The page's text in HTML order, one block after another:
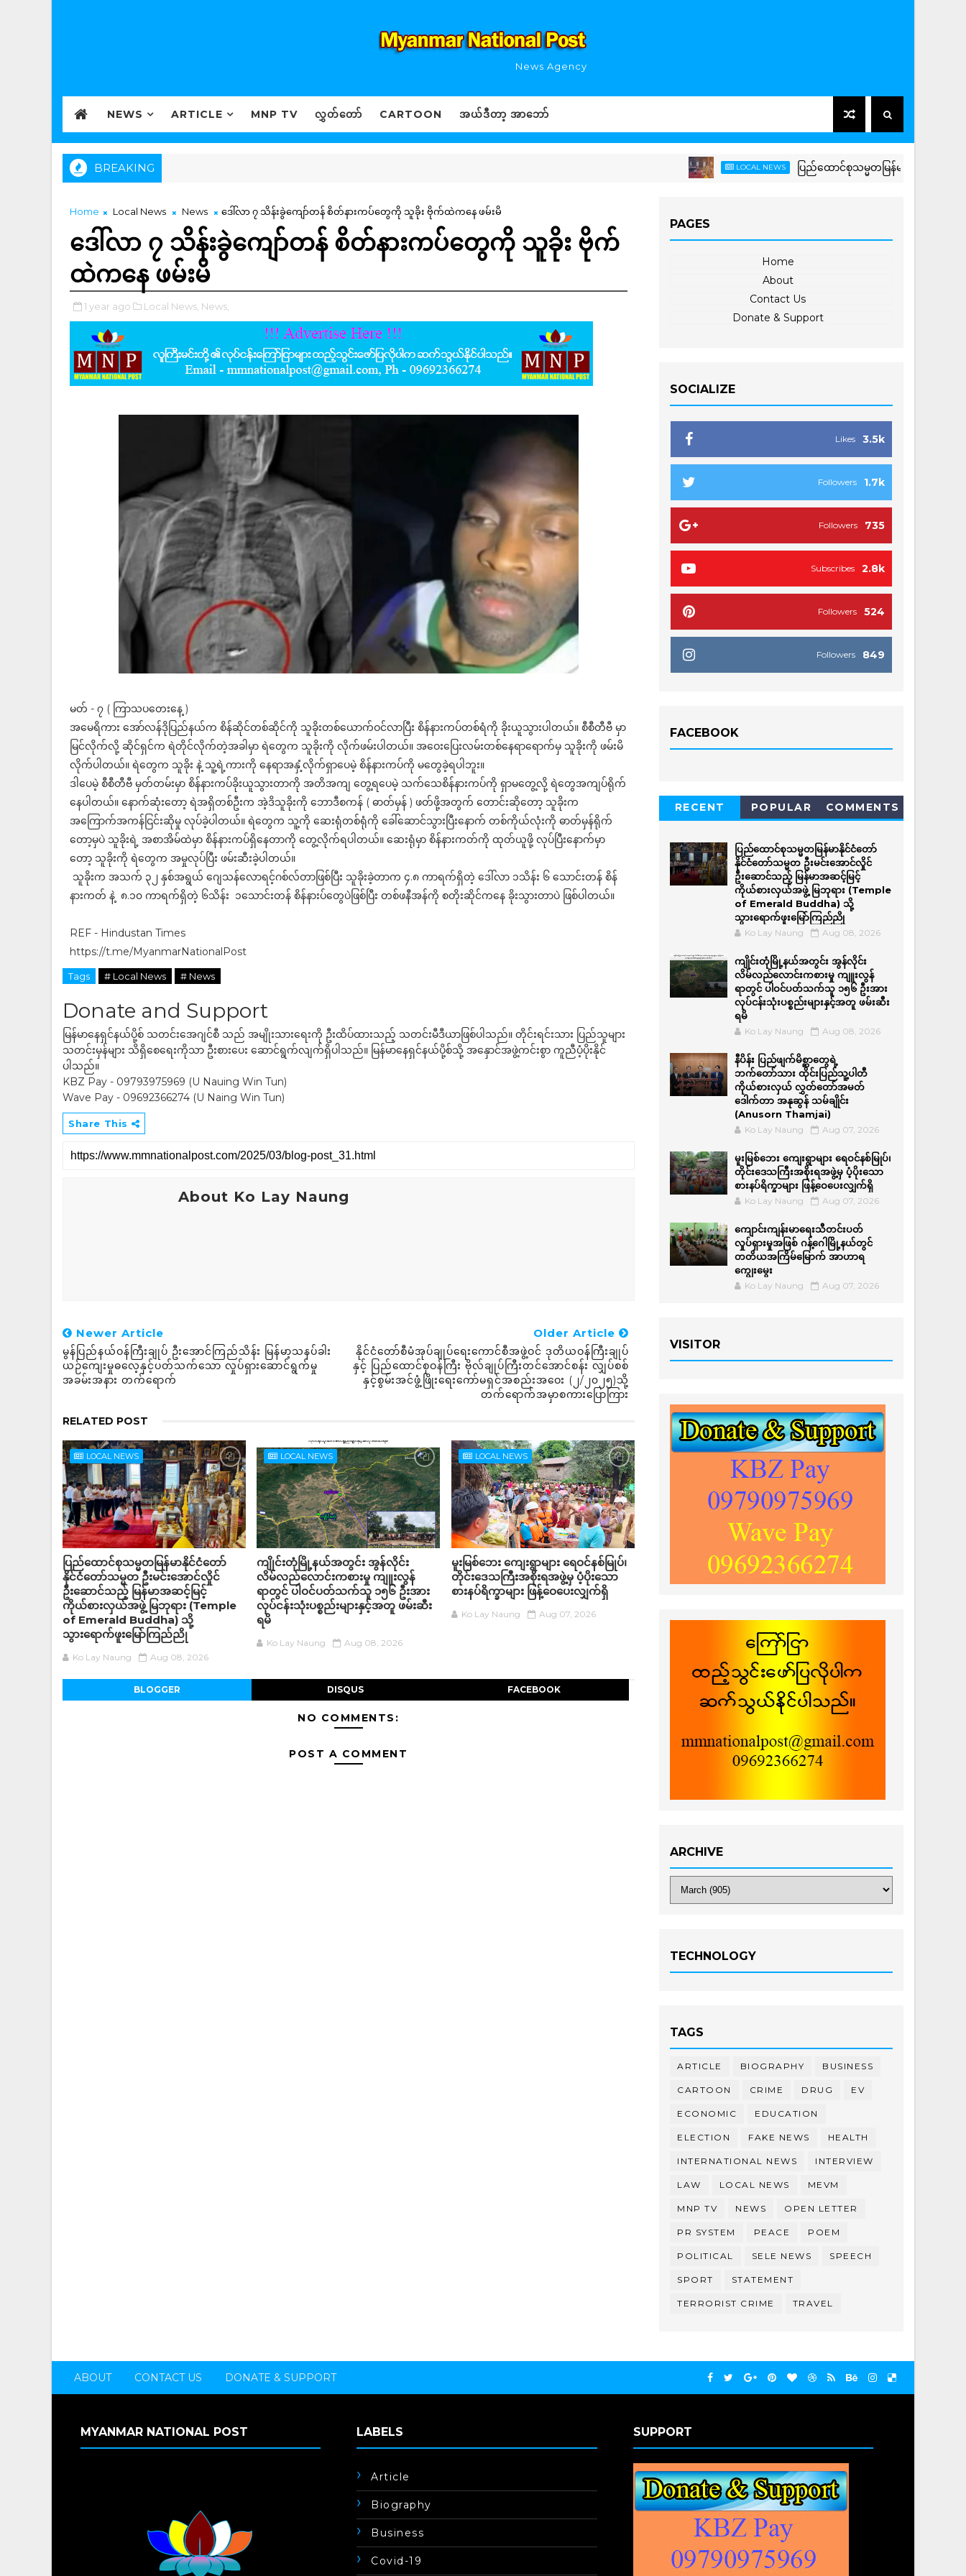
News Agency
NEWS ARTICLE MNP TV လွှတ်တော် CARTOON အယ်ဒီတာ့ အာဘော်
BREAKING LOCAL NEWS ပြည်ထောင်စုသမ္မတမြန်မာနိုင်ငံတော် နိုင်ငံတ
Home Local News News ဒေါ်လာ ၇ သိန်းခွဲကျော်တန် စိတ်နားကပ်တွေကို သူခိုး ဗိုက်ထဲကနေ ဖမ်းမိ
ဒေါ်လာ ၇ သိန်းခွဲကျော်တန် စိတ်နားကပ်တွေကို သူခိုး ဗိုက်
ထဲကနေ ဖမ်းမိ
1 year ago Local News, News,
မတ် - ၇ ( ကြာသပတေးနေ့ )
အမေရိကား အော်လန်ဒိုပြည်နယ်က စိန်ဆိုင်တစ်ဆိုင်ကို သူခိုးတစ်ယောက်ဝင်လာပြီး စိန်နားကပ်တစ်ရံကို ခိုးယူသွားပါတယ်။ စီစီတီဗီ မှာ
မြင်လိုက်လို့ ဆိုင်ရှင်က ရဲတိုင်လိုက်တဲ့အခါမှာ ရဲတွေက သူခိုးကို လိုက်ဖမ်းပါတယ်။ အဝေးပြေးလမ်းတစ်နေရာရောက်မှ သူခိုးကို ဖမ်းမိ
လိုက်ပါတယ်။ ရဲတွေက သူခိုး နဲ့ သူ့ရဲ့ကားကို နေရာအနှံ့လိုက်ရှာပေမဲ့ စိန်နားကပ်ကို မတွေခဲ့ရပါဘူး။
ဒါပေမဲ့ စီစီတီဗီ မှတ်တမ်းမှာ စိန်နားကပ်ခိုးယူသွားတာကို အတိအကျ တွေ့ရပေမဲ့ သက်သေစိန်နားကပ်ကို ရှာမတွေ့လို့ ရဲတွေအကျပ်ရိုက်
နေပါတယ်။ နောက်ဆုံးတော့ ရဲအရှိတစ်ဦးက အဲ့ဒိသူခိုးကို ဘောဒီစကန် ( ဓာတ်မှန် ) ဖတ်ဖို့အတွက် တောင်းဆိုတော့ သူခိုးက
အကြောက်အကန်ငြင်းဆိုမှု လုပ်ခဲ့ပါတယ်။ ရဲတွေက သူ့ကို ဆေးရုံတစ်ရုံကို ခေါ်ဆောင်သွားပြီးနောက် တစ်ကိုယ်လုံးကို ဓာတ်မှန်ရိုက်
တော့မှပဲ သူခိုးရဲ့ အစာအိမ်ထဲမှာ စိန်နားကပ်ရှိနေတာကို တွေ့လိုက်ရပါတယ်။ ဆေးရုံမှာ စိန်နားကတ်ကို ထုတ်ယူဖို့ လုပ်ပြီးနောက်မှာ
တော့ သူခိုးကို ရဲတွေက အမှုလုပ်ပြီး ဖမ်းဆီးခဲ့ပါတယ်။
သူခိုးက အသက် ၃၂ နှစ်အရွယ် ဂျေသန်လောရင့်ဂစ်လ်တာဖြစ်ပြီး သူခိုးခဲ့တာက ၄.၈ ကာရက်ရှိတဲ့ ဒေါ်လာ ၁သိန်း ၆ သောင်းတန် စိန်
နားကတ် နဲ့ ၈.၁၀ ကာရက်ရှိတဲ့ ၆သိန်း ၁သောင်းတန် စိန်နားပ်တွေပဲဖြစ်ပြီး တစ်ဖနီအန်ကို စတိုးဆိုင်ကနေ ခိုးသွားတာပဲ ဖြစ်ပါတယ်။
REF - Hindustan Times
https://t.me/MyanmarNationalPost
Tags # Local News # News
Donate and Support
မြန်မာနေရှင်နယ်ပို့စ် သတင်းအေဂျင်စီ သည် အမျိုးသားရေးကို ဦးထိပ်ထားသည့် သတင်းမီဒီယာဖြစ်ပါသည်။ တိုင်းရင်းသား ပြည်သူများ
သတင်းမှန်များ သိရှိစေရေးကိုသာ ဦးစားပေး ဆောင်ရွက်လျက်ရှိပါသည်။ မြန်မာနေရှင်နယ်ပို့စ်သို့ အနှောင်အဖွဲ့ကင်းစွာ ကူညီပံ့ပိုးနိုင်
ပါသည်။
KBZ Pay - 09793975969 (U Nauing Win Tun)
Wave Pay - 09692366274 (U Naing Win Tun)
Share This
About Ko Lay Naung
Newer Article
မွန်ပြည်နယ်ဝန်ကြီးချုပ် ဦးအောင်ကြည်သိန်း မြန်မာ့သနပ်ခါး
ယဉ်ကျေးမှုဓလေ့နှင့်ပတ်သက်သော လှုပ်ရှားဆောင်ရွက်မှု
အခမ်းအနား တက်ရောက်
Older Article
နိုင်ငံတော်စီမံအုပ်ချုပ်ရေးကောင်စီအဖွဲ့ဝင် ဒုတိယဝန်ကြီးချုပ်
နှင့် ပြည်ထောင်စုဝန်ကြီး ဗိုလ်ချုပ်ကြီးတင်အောင်စန်း လျှပ်စစ်
နှင့်စွမ်းအင်ဖွံ့ဖြိုးရေးကော်မရှင်အစည်းအဝေး (၂/၂၀၂၅)သို့
တက်ရောက်အမှာစကားပြောကြား
RELATED POST
LOCAL NEWS
ပြည်ထောင်စုသမ္မတမြန်မာနိုင်ငံတော်
နိုင်ငံတော်သမ္မတ ဦးမင်းအောင်လှိုင်
ဦးဆောင်သည့် မြန်မာအဆင့်မြင့်
ကိုယ်စားလှယ်အဖွဲ့ မြဘုရား (Temple
of Emerald Buddha) သို့
သွားရောက်ဖူးမြော်ကြည်ညို
Ko Lay Naung Aug 08, 2026
LOCAL NEWS
ကျိုင်းတုံမြို့နယ်အတွင်း အွန်လိုင်း
လိမ်လည်လောင်းကစားမှု ကျူးလွန်
ရာတွင် ပါဝင်ပတ်သက်သူ ၁၅၆ ဦးအား
လုပ်ငန်းသုံးပစ္စည်းများနှင့်အတူ ဖမ်းဆီး
ရမိ
Ko Lay Naung Aug 08, 2026
LOCAL NEWS
မူးမြစ်ဘေး ကျေးရွာများ ရေဝင်နစ်မြုပ်၊
တိုင်းဒေသကြီးအစိုးရအဖွဲ့မှ ပံ့ပိုးသော
စားနပ်ရိက္ခာများ ဖြန့်ဝေပေးလျှက်ရှိ
Ko Lay Naung Aug 07, 2026
BLOGGER DISQUS FACEBOOK
NO COMMENTS:
POST A COMMENT
PAGES
Home
About
Contact Us
Donate & Support
SOCIALIZE
3.5k
Likes
1.7k
Followers
735
Followers
2.8k
Subscribes
524
Followers
849
Followers
FACEBOOK
RECENT POPULAR COMMENTS
ပြည်ထောင်စုသမ္မတမြန်မာနိုင်ငံတော်
နိုင်ငံတော်သမ္မတ ဦးမင်းအောင်လှိုင်
ဦးဆောင်သည့် မြန်မာအဆင့်မြင့်
ကိုယ်စားလှယ်အဖွဲ့ မြဘုရား (Temple
of Emerald Buddha) သို့
သွားရောက်ဖူးမြော်ကြည်ညို
Ko Lay Naung Aug 08, 2026
ကျိုင်းတုံမြို့နယ်အတွင်း အွန်လိုင်း
လိမ်လည်လောင်းကစားမှု ကျူးလွန်
ရာတွင် ပါဝင်ပတ်သက်သူ ၁၅၆ ဦးအား
လုပ်ငန်းသုံးပစ္စည်းများနှင့်အတူ ဖမ်းဆီး
ရမိ
Ko Lay Naung Aug 08, 2026
နီပိန်း ပြည်ဖျက်မိစ္ဆာတွေရဲ့
ဘက်တော်သား ထိုင်းပြည်သူ့ပါတီ
ကိုယ်စားလှယ် လွှတ်တော်အမတ်
ဒေါက်တာ အနုဆွန် သမ်ချိုင်း
(Anusorn Thamjai)
Ko Lay Naung Aug 07, 2026
မူးမြစ်ဘေး ကျေးရွာများ ရေဝင်နစ်မြုပ်၊
တိုင်းဒေသကြီးအစိုးရအဖွဲ့မှ ပံ့ပိုးသော
စားနပ်ရိက္ခာများ ဖြန့်ဝေပေးလျှက်ရှိ
Ko Lay Naung Aug 07, 2026
ကျောင်းကျန်းမာရေးသီတင်းပတ်
လှုပ်ရှားမှုအဖြစ် ဂန့်ဂေါမြို့နယ်တွင်
တတိယအကြိမ်မြောက် အာဟာရ
ကျွေးမွေး
Ko Lay Naung Aug 07, 2026
VISITOR
ARCHIVE
TECHNOLOGY
TAGS
ARTICLE BIOGRAPHY BUSINESS
CARTOON CRIME DRUG EV
ECONOMIC EDUCATION
ELECTION FAKE NEWS HEALTH
INTERNATIONAL NEWS INTERVIEW
LAW LOCAL NEWS MEVM
MNP TV NEWS OPEN LETTER
PR SYSTEM PEACE POEM
POLITICAL SELE NEWS SPEECH
SPORT STATEMENT
TERRORIST CRIME TRAVEL
ABOUT CONTACT US DONATE & SUPPORT
MYANMAR NATIONAL POST LABELS
Article
Biography
Business
Covid-19
SUPPORT